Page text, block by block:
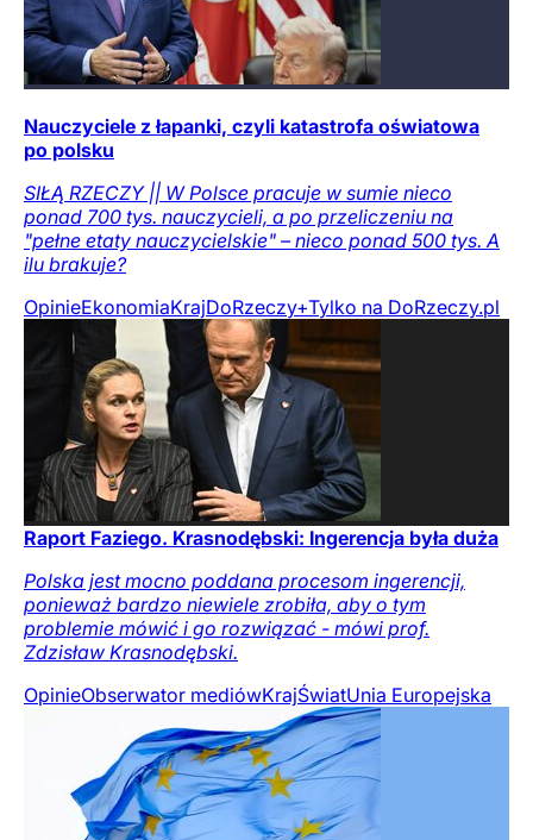
Nauczyciele z łapanki, czyli katastrofa oświatowa
po polsku
SIŁĄ RZECZY || W Polsce pracuje w sumie nieco
ponad 700 tys. nauczycieli, a po przeliczeniu na
"pełne etaty nauczycielskie" – nieco ponad 500 tys. A
ilu brakuje?
OpinieEkonomiaKrajDoRzeczy+Tylko na DoRzeczy.pl
Raport Faziego. Krasnodębski: Ingerencja była duża
Polska jest mocno poddana procesom ingerencji,
ponieważ bardzo niewiele zrobiła, aby o tym
problemie mówić i go rozwiązać - mówi prof.
Zdzisław Krasnodębski.
OpinieObserwator mediówKrajŚwiatUnia Europejska